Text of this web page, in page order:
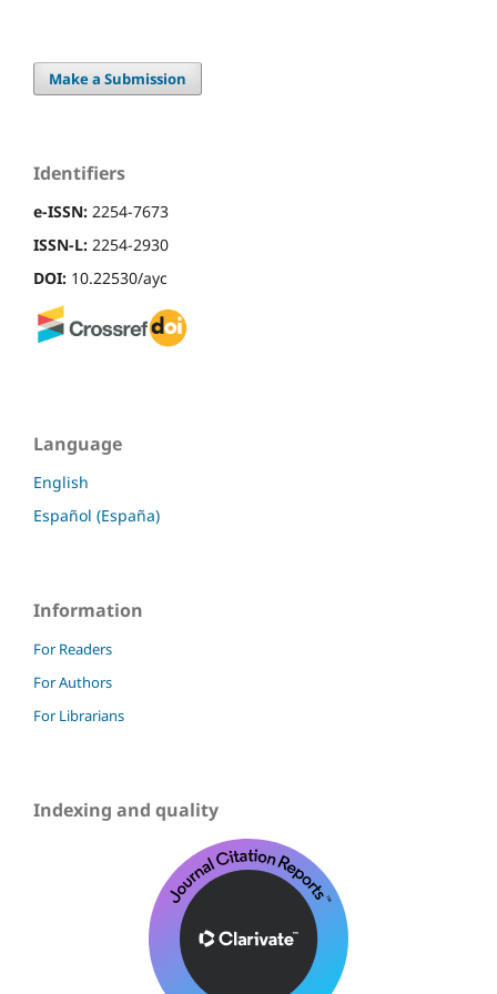
Make a Submission
Identifiers
e-ISSN: 2254-7673
ISSN-L: 2254-2930
DOI: 10.22530/ayc
Language
English
Español (España)
Information
For Readers
For Authors
For Librarians
Indexing and quality